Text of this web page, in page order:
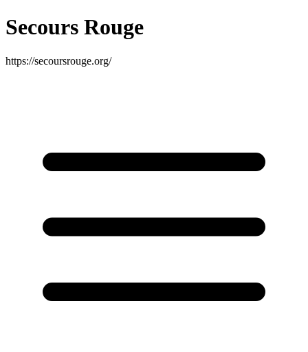
Secours Rouge
https://secoursrouge.org/